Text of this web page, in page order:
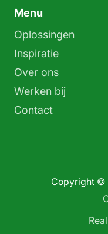
Menu
Oplossingen
Inspiratie
Over ons
Werken bij
Contact
Copyright ©